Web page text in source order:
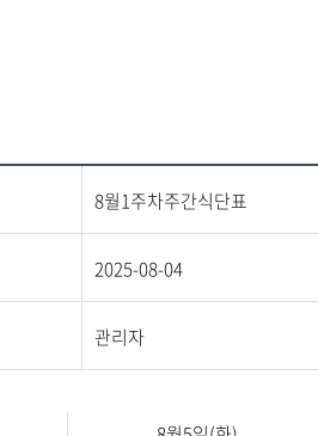
8월1주차주간식단표
2025-08-04
관리자